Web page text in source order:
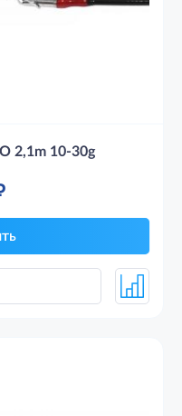
2,1m 10-30g